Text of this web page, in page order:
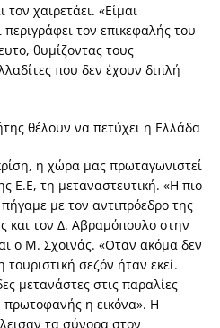
χαιρετάει. «Είμαι
τον επικεφαλής του
θυμίζοντας τους
που δεν έχουν διπλή
θέλουν να πετύχει η Ελλάδα
η χώρα μας πρωταγωνιστεί
Ε.Ε, τη μεταναστευτική. «Η πιο
με τον αντιπρόεδρο της
και τον Δ. Αβραμόπουλο στην
ο Μ. Σχοινάς. «Οταν ακόμα δεν
τουριστική σεζόν ήταν εκεί.
μετανάστες στις παραλίες
πρωτοφανής η εικόνα». Η
τα σύνορα στον